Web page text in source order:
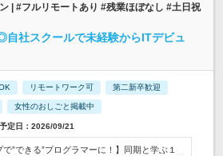
| #フルリモートあり #残業ほぼなし #土日祝
自社スクールで未経験からITデビュ
リモートワーク可 第二新卒歓迎
女性のおしごと掲載中
定日：2026/09/21
で”できる”プログラマーに！】同期と学ぶ１